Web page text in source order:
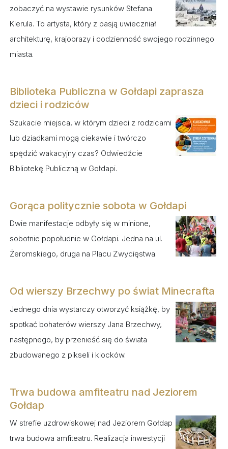
zobaczyć na wystawie rysunków Stefana
Kierula. To artysta, który z pasją uwieczniał
architekturę, krajobrazy i codzienność swojego rodzinnego
miasta.
Biblioteka Publiczna w Gołdapi zaprasza
dzieci i rodziców
Szukacie miejsca, w którym dzieci z rodzicami
lub dziadkami mogą ciekawie i twórczo
spędzić wakacyjny czas? Odwiedźcie
Bibliotekę Publiczną w Gołdapi.
Gorąca politycznie sobota w Gołdapi
Dwie manifestacje odbyły się w minione,
sobotnie popołudnie w Gołdapi. Jedna na ul.
Żeromskiego, druga na Placu Zwycięstwa.
Od wierszy Brzechwy po świat Minecrafta
Jednego dnia wystarczy otworzyć książkę, by
spotkać bohaterów wierszy Jana Brzechwy,
następnego, by przenieść się do świata
zbudowanego z pikseli i klocków.
Trwa budowa amfiteatru nad Jeziorem
Gołdap
W strefie uzdrowiskowej nad Jeziorem Gołdap
trwa budowa amfiteatru. Realizacja inwestycji